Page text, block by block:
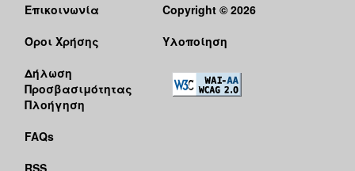
Επικοινωνία
Όροι Χρήσης
Δήλωση
Προσβασιμότητας
Πλοήγηση
FAQs
RSS
Copyright © 2026
Υλοποίηση